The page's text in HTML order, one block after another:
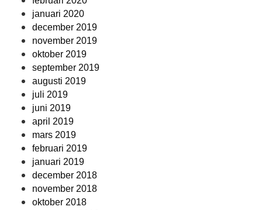
januari 2020
december 2019
november 2019
oktober 2019
september 2019
augusti 2019
juli 2019
juni 2019
april 2019
mars 2019
februari 2019
januari 2019
december 2018
november 2018
oktober 2018